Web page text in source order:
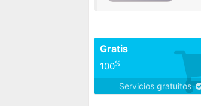
Gratis
100%
Servicios gratuitos